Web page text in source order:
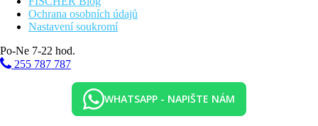
Lehátka a slunečníky u bazénu zdarma
Bar u bazénu
Fotogalerie
Ochrana osobních údajů
Nastavení soukromí
Po-Ne 7-22 hod.
255 787 787
WHATSAPP - NAPIŠTE NÁM